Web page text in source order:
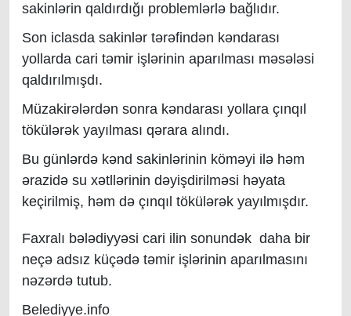
sakinlərin qaldırdığı problemlərlə bağlıdır.
Son iclasda sakinlər tərəfindən kəndarası
yollarda cari təmir işlərinin aparılması məsələsi
qaldırılmışdı.
Müzakirələrdən sonra kəndarası yollara çınqıl
tökülərək yayılması qərara alındı.
Bu günlərdə kənd sakinlərinin köməyi ilə həm
ərazidə su xətllərinin dəyişdirilməsi həyata
keçirilmiş, həm də çınqıl tökülərək yayılmışdır.
Faxralı bələdiyyəsi cari ilin sonundək daha bir
neçə adsız küçədə təmir işlərinin aparılmasını
nəzərdə tutub.
Belediyye.info